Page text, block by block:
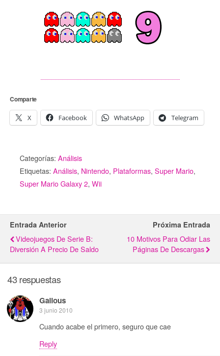
Comparte
X Facebook WhatsApp Telegram
Categorías: Análisis
Etiquetas: Análisis, Nintendo, Plataformas, Super Mario,
Super Mario Galaxy 2, Wii
Entrada Anterior
Videojuegos De Serie B:
Diversión A Precio De Saldo
Próxima Entrada
10 Motivos Para Odiar Las
Páginas De Descargas
43 respuestas
Galious
3 junio 2010
Cuando acabe el primero, seguro que cae
Reply